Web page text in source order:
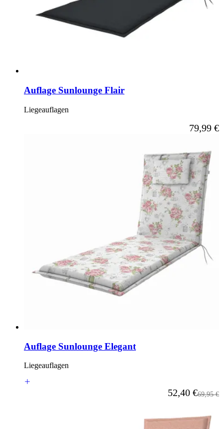
Auflage Sunlounge Flair
Liegeauflagen
Ab
79,99 €
Auflage Sunlounge Elegant
Liegeauflagen
Ab
52,40 €69,95 €